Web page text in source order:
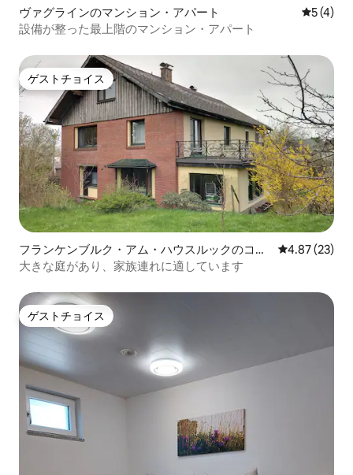
ヴァグラインのマンション・アパート レビュー
5 (4)
設備が整った最上階のマンション・アパート
ゲストチョイス
ゲストチョイス
フランケンブルク・アム・ハウスルックのコン
ドミニアム
レビュー23
4.87 (23)
大きな庭があり、家族連れに適しています
ゲストチョイス
ゲストチョイス